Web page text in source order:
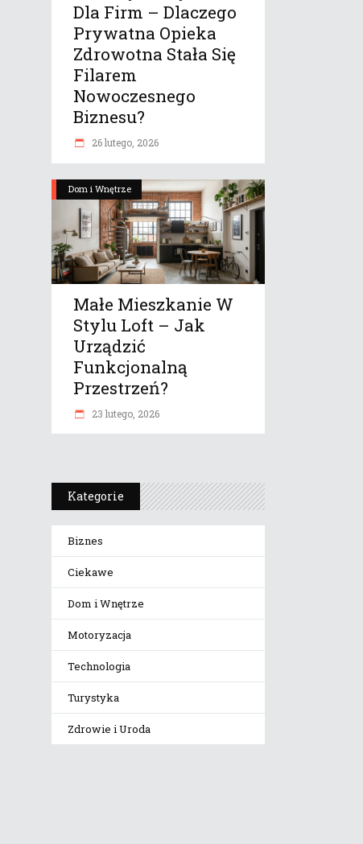
Dla Firm – Dlaczego
Prywatna Opieka
Zdrowotna Stała Się
Filarem
Nowoczesnego
Biznesu?
26 lutego, 2026
Dom i Wnętrze
Małe Mieszkanie W
Stylu Loft – Jak
Urządzić
Funkcjonalną
Przestrzeń?
23 lutego, 2026
Kategorie
Biznes
Ciekawe
Dom i Wnętrze
Motoryzacja
Technologia
Turystyka
Zdrowie i Uroda